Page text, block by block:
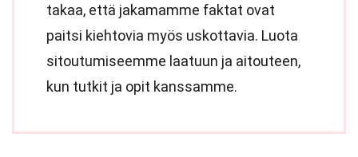
takaa, että jakamamme faktat ovat
paitsi kiehtovia myös uskottavia. Luota
sitoutumiseemme laatuun ja aitouteen,
kun tutkit ja opit kanssamme.